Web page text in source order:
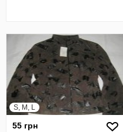
S, M, L
55 грн